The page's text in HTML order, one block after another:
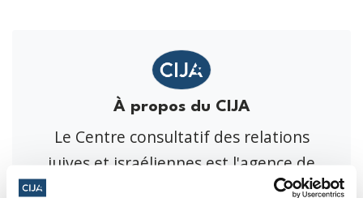
À propos du CIJA
Le Centre consultatif des relations
juives et israéliennes est l'agence de
représentation de Fédérations juives du